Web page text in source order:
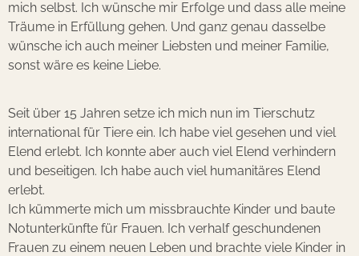
mich selbst. Ich wünsche mir Erfolge und dass alle meine
Träume in Erfüllung gehen. Und ganz genau dasselbe
wünsche ich auch meiner Liebsten und meiner Familie,
sonst wäre es keine Liebe.
Seit über 15 Jahren setze ich mich nun im Tierschutz
international für Tiere ein. Ich habe viel gesehen und viel
Elend erlebt. Ich konnte aber auch viel Elend verhindern
und beseitigen. Ich habe auch viel humanitäres Elend
erlebt.
Ich kümmerte mich um missbrauchte Kinder und baute
Notunterkünfte für Frauen. Ich verhalf geschundenen
Frauen zu einem neuen Leben und brachte viele Kinder in